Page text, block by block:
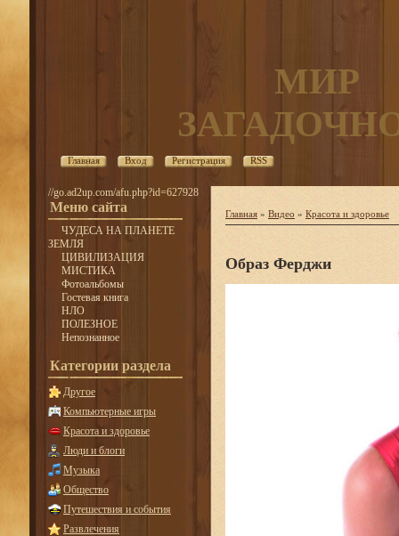
МИР
Главная Вход Регистрация RSS
//go.ad2up.com/afu.php?id=627928
Меню сайта
ЧУДЕСА НА ПЛАНЕТЕ
ЗЕМЛЯ
ЦИВИЛИЗАЦИЯ
МИСТИКА
Фотоальбомы
Гостевая книга
НЛО
ПОЛЕЗНОЕ
Непознанное
Категории раздела
Другое
Компьютерные игры
Красота и здоровье
Люди и блоги
Музыка
Общество
Путешествия и события
Развлечения
Главная » Видео » Красота и здоровье
Образ Ферджи